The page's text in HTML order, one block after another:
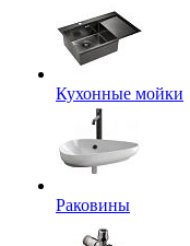
Кухонные мойки
Раковины